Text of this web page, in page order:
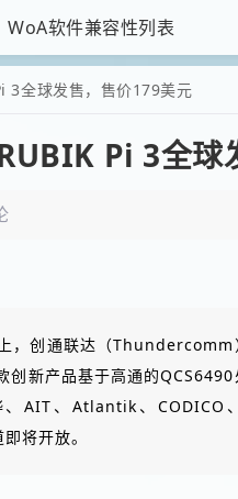
WoA软件兼容性列表
3全球发售，售价179美元
Pi 3全
，创通联达（
新产品基于高通的
AIT、Atlantik、CODICO、
将开放。